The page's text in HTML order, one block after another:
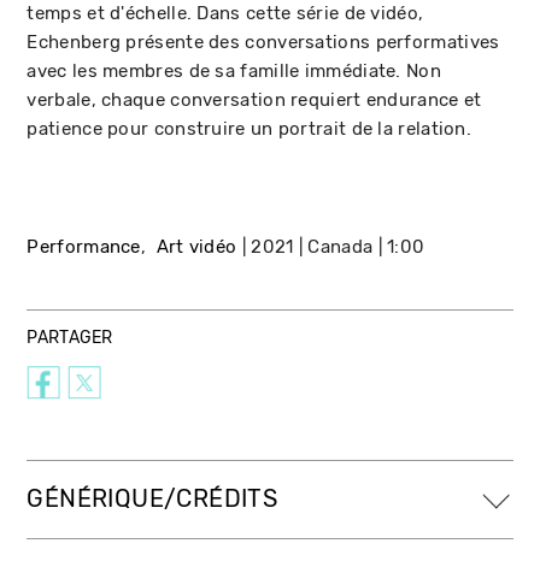
temps et d'échelle. Dans cette série de vidéo,
Echenberg présente des conversations performatives
avec les membres de sa famille immédiate. Non
verbale, chaque conversation requiert endurance et
patience pour construire un portrait de la relation.
Performance Art vidéo 2021 Canada 1:00
PARTAGER
GÉNÉRIQUE/CRÉDITS